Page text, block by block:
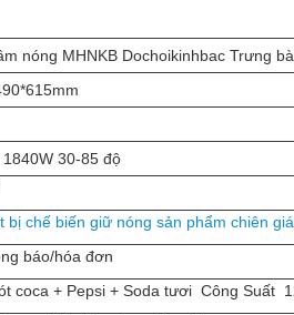
nóng MHNKB Dochoikinhbac Trưng
1840W 30-85 độ
bị chế biến giữ nóng sản phẩm chiên
báo/hóa đơn
coca + Pepsi + Soda tươi Công Suất